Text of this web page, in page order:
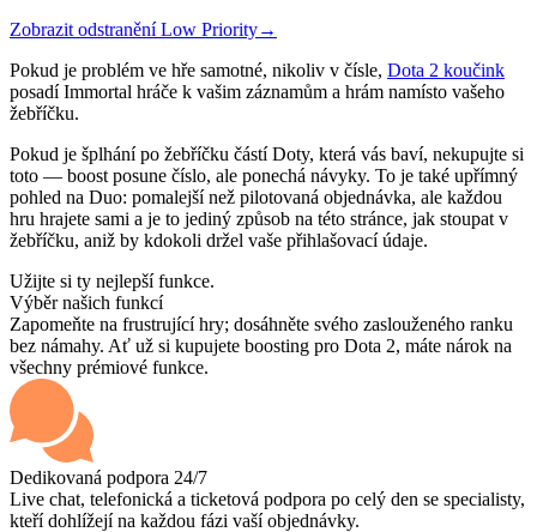
Zobrazit odstranění Low Priority→
Pokud je problém ve hře samotné, nikoliv v čísle, Dota 2 koučink
posadí Immortal hráče k vašim záznamům a hrám namísto vašeho
žebříčku.
Pokud je šplhání po žebříčku částí Doty, která vás baví, nekupujte si
toto — boost posune číslo, ale ponechá návyky. To je také upřímný
pohled na Duo: pomalejší než pilotovaná objednávka, ale každou
hru hrajete sami a je to jediný způsob na této stránce, jak stoupat v
žebříčku, aniž by kdokoli držel vaše přihlašovací údaje.
Užijte si ty nejlepší funkce.
Výběr našich funkcí
Zapomeňte na frustrující hry; dosáhněte svého zaslouženého ranku
bez námahy. Ať už si kupujete boosting pro Dota 2, máte nárok na
všechny prémiové funkce.
Dedikovaná podpora 24/7
Live chat, telefonická a ticketová podpora po celý den se specialisty,
kteří dohlížejí na každou fázi vaší objednávky.